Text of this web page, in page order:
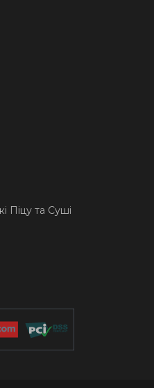
Піцу та Суші